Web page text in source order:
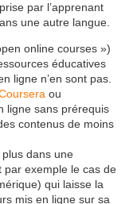
par l’apprenant
une autre langue.
online courses »)
éducatives
ligne n’en sont pas.
ou
ligne sans prérequis
contenus de moins
plus dans une
par exemple le cas de
qui laisse la
mis en ligne sur sa